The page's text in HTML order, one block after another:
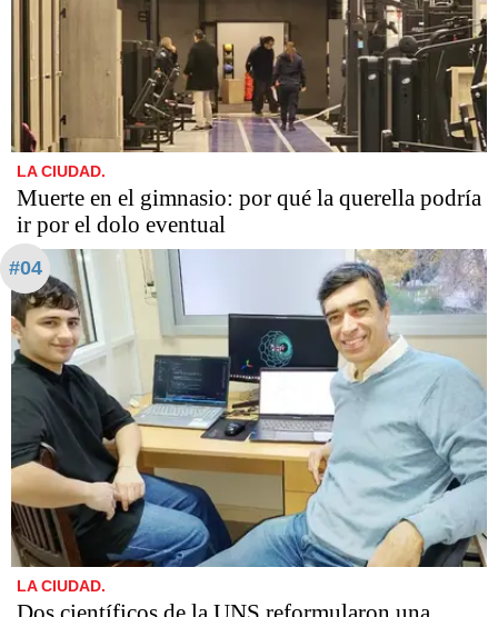
LA CIUDAD.
​​​​​Muerte en el gimnasio: por qué la querella podría
ir por el dolo eventual
#04
LA CIUDAD.